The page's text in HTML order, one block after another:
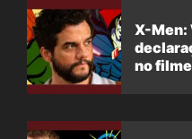
X-Men:
no